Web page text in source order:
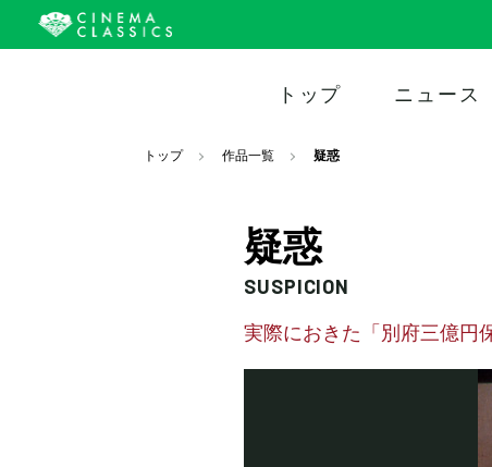
トップ ニュース
トップ 作品一覧 疑惑
疑惑
SUSPICION
実際におきた「別府三億円